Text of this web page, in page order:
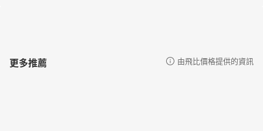
更多推薦 由飛比價格提供的資訊